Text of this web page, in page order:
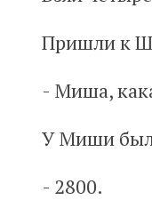
Пришли к
- Миша,
У Миши
- 2800.